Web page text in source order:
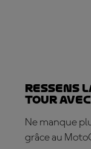
Ressens
tour
Ne manque
grâce au